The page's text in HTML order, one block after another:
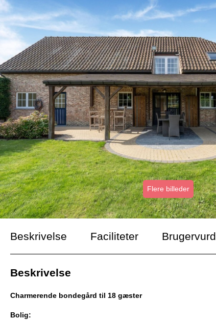
Flere billeder
Beskrivelse Faciliteter
Beskrivelse
Charmerende bondegård til 18 gæster
Bolig: